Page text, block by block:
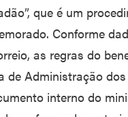
que é um
Conforme
as regras do
de Administração
interno do